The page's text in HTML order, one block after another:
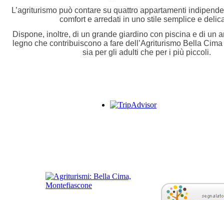
L’agriturismo può contare su quattro appartamenti
comfort e arredati in uno stile semplice e
Dispone, inoltre, di un grande giardino con piscina e di un
legno che contribuiscono a fare dell’Agriturismo Bella
sia per gli adulti che per i più piccoli.